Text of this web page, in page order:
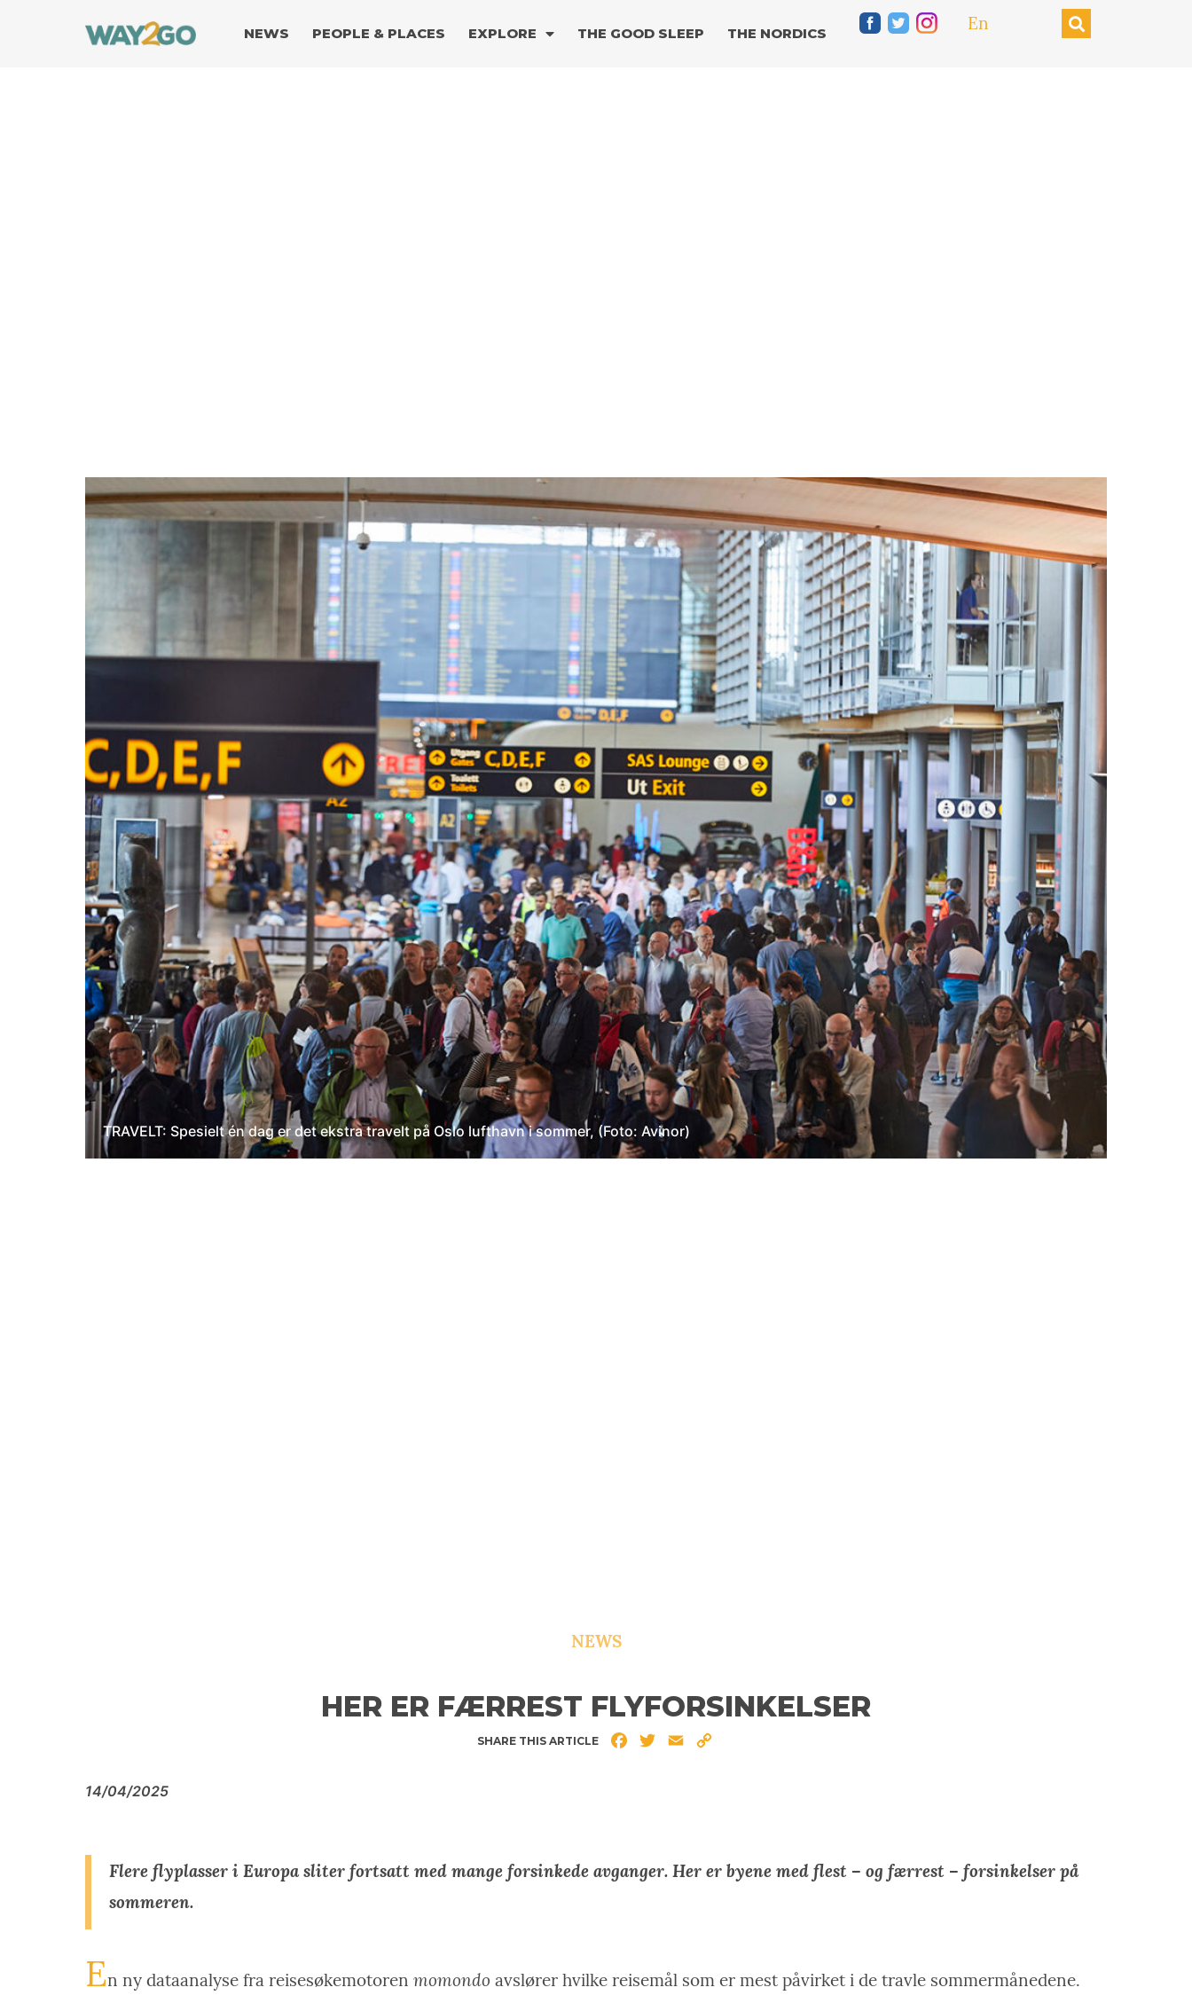
NEWS PEOPLE & PLACES EXPLORE THE GOOD SLEEP THE NORDICS En
TRAVELT: Spesielt én dag er det ekstra travelt på Oslo lufthavn i sommer, (Foto: Avinor)
NEWS
HER ER FÆRREST FLYFORSINKELSER
SHARE THIS ARTICLE FacebookTwitterEmail
14/04/2025
Flere flyplasser i Europa sliter fortsatt med mange forsinkede avganger. Her er byene med flest – og færrest – forsinkelser på
sommeren.
En ny dataanalyse fra reisesøkemotoren momondo avslører hvilke reisemål som er mest påvirket i de travle sommermånedene.